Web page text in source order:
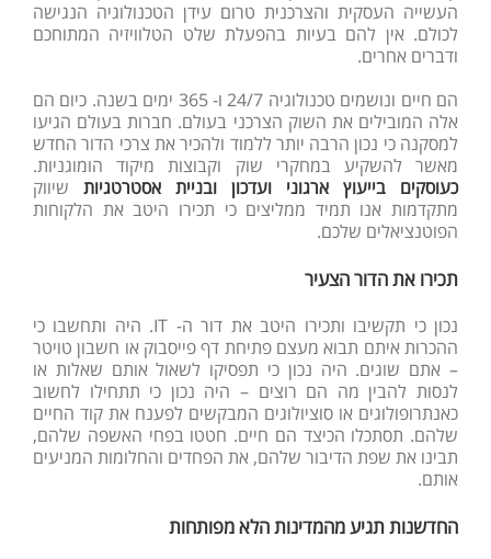
העשייה העסקית והצרכנית טרום עידן הטכנולוגיה הנגישה
לכולם. אין להם בעיות בהפעלת שלט הטלוויזיה המתוחכם
ודברים אחרים.
הם חיים ונושמים טכנולוגיה 24/7 ו- 365 ימים בשנה. כיום הם
אלה המובילים את השוק הצרכני בעולם. חברות בעולם הגיעו
למסקנה כי נכון הרבה יותר ללמוד ולהכיר את צרכי הדור החדש
מאשר להשקיע במחקרי שוק וקבוצות מיקוד הומוגניות.
כעוסקים בייעוץ ארגוני ועדכון ובניית אסטרטגיות שיווק
מתקדמות אנו תמיד ממליצים כי תכירו היטב את הלקוחות
הפוטנציאלים שלכם.
תכירו את הדור הצעיר
נכון כי תקשיבו ותכירו היטב את דור ה- IT. היה ותחשבו כי
ההכרות איתם תבוא מעצם פתיחת דף פייסבוק או חשבון טויטר
– אתם שוגים. היה נכון כי תפסיקו לשאול אותם שאלות או
לנסות להבין מה הם רוצים – היה נכון כי תתחילו לחשוב
כאנתרופולוגים או סוציולוגים המבקשים לפענח את קוד החיים
שלהם. תסתכלו הכיצד הם חיים. חטטו בפחי האשפה שלהם,
תבינו את שפת הדיבור שלהם, את הפחדים והחלומות המניעים
אותם.
החדשנות תגיע מהמדינות הלא מפותחות